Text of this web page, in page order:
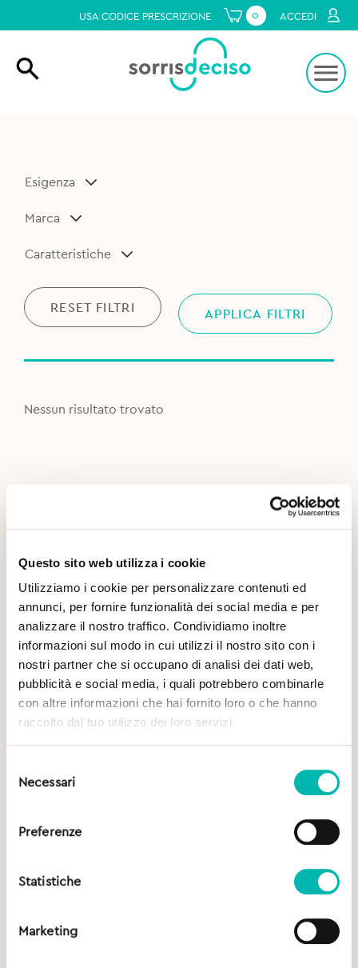
Questo sito web utilizza i cookie
Utilizziamo i cookie per personalizzare contenuti ed
annunci, per fornire funzionalità dei social media e per
analizzare il nostro traffico. Condividiamo inoltre
informazioni sul modo in cui utilizzi il nostro sito con i
nostri partner che si occupano di analisi dei dati web,
pubblicità e social media, i quali potrebbero combinarle
con altre informazioni che hai fornito loro o che hanno
raccolto dal tuo utilizzo dei loro servizi.
delNecessari
Preferenze
Statistiche
Marketing
USA CODICE PRESCRIZIONE 0 ACCEDI
Esigenza
Marca
Caratteristiche
RESET FILTRI APPLICA FILTRI
Nessun risultato trovato